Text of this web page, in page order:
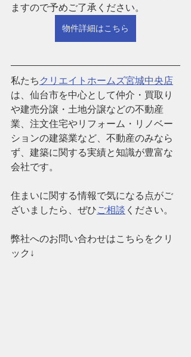
ますので予めご了承ください。
物件詳細はこちら
私たち クリエイトホームズ宮城中央店
は、仙台市を中心として仲介・買取り
や建売分譲・土地分譲などの不動産
業、注文住宅やリフォーム・リノベー
ションの建築業など、 不動産のみなら
ず、建築に関する実績と知識が豊富な
会社です。
住まいに関する情報で気になる点がご
ざいましたら、ぜひご相談 ください。
弊社へのお問い合わせはこちらをクリ
ック↓